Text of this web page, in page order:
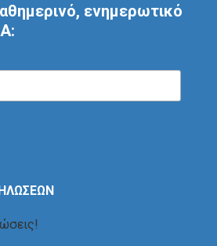
ενημερωτικό